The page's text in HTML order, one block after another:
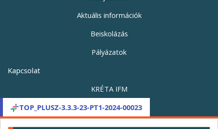
Aktuális információk
Beiskolázás
Pályázatok
Kapcsolat
KRÉTA IFM
TOP_PLUSZ-3.3.3-23-PT1-2024-00023